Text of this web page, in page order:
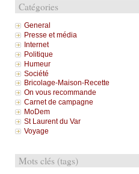
Catégories
General
Presse et média
Internet
Politique
Humeur
Société
Bricolage-Maison-Recette
On vous recommande
Carnet de campagne
MoDem
St Laurent du Var
Voyage
Mots clés (tags)